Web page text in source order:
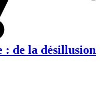
de la désillusion